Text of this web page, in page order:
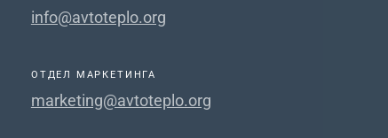
info@avtoteplo.org
ОТДЕЛ МАРКЕТИНГА
marketing@avtoteplo.org